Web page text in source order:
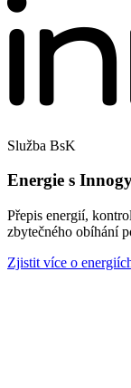
Služba BsK
Energie s
Přepis energií,
zbytečného obíhání
Zjistit více o